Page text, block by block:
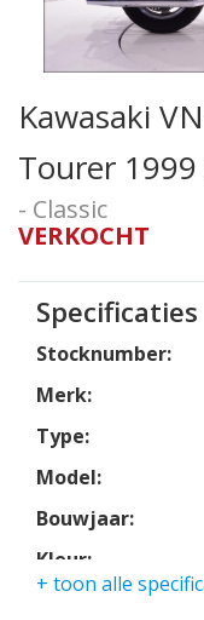
Kawasaki
Tourer
- Classic
VERKOCHT
Specificaties
Stocknumber:
Merk:
Type:
Model:
Bouwjaar:
Kleur:
+ toon alle